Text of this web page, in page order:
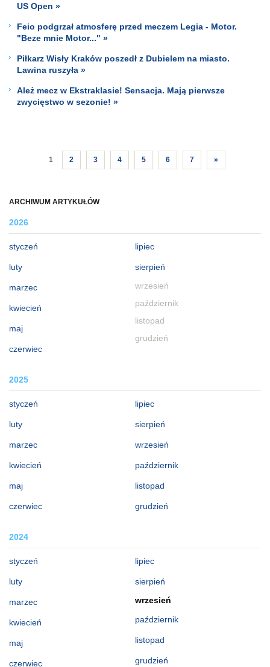
ARCHIWUM ARTYKUŁÓW
2026
styczeń
luty
marzec
kwiecień
maj
czerwiec
lipiec
sierpień
wrzesień
październik
listopad
grudzień
2025
styczeń
luty
marzec
kwiecień
maj
czerwiec
lipiec
sierpień
wrzesień
październik
listopad
grudzień
2024
styczeń
luty
marzec
kwiecień
maj
czerwiec
lipiec
sierpień
wrzesień
październik
listopad
grudzień
US Open »
Feio podgrzał atmosferę przed meczem Legia - Motor.
"Beze mnie Motor..." »
Piłkarz Wisły Kraków poszedł z Dubielem na miasto.
Lawina ruszyła »
Ależ mecz w Ekstraklasie! Sensacja. Mają pierwsze
zwycięstwo w sezonie! »
1 2 3 4 5 6 7 »